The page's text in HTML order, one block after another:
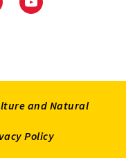
University
and Natural
Policy